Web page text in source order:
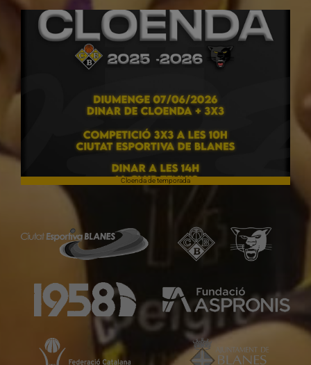
Cloenda de temporada